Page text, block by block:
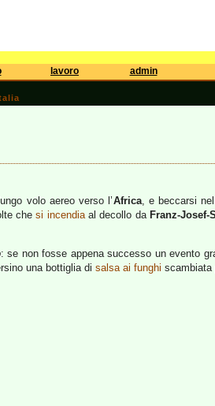
lavoro admin
volo aereo verso l’Africa, e beccarsi
chesi incendiaal decollo da Franz-Josef-
: se non fosse appena successo un evento
una bottiglia di salsa ai funghi